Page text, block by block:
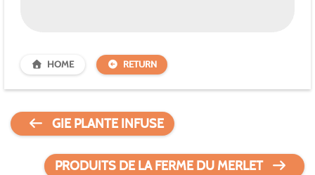
HOME RETURN
GIE PLANTE INFUSE
PRODUITS DE LA FERME DU MERLET